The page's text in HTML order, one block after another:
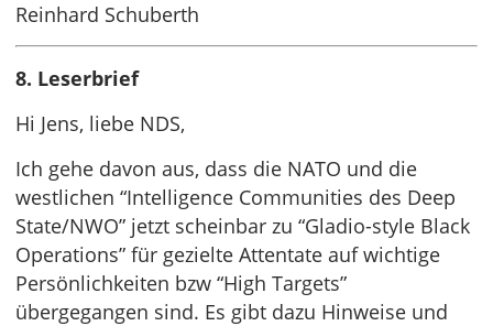
Reinhard Schuberth
8. Leserbrief
Hi Jens, liebe NDS,
Ich gehe davon aus, dass die NATO und die
westlichen “Intelligence Communities des Deep
State/NWO” jetzt scheinbar zu “Gladio-style Black
Operations” für gezielte Attentate auf wichtige
Persönlichkeiten bzw “High Targets”
übergegangen sind. Es gibt dazu Hinweise und